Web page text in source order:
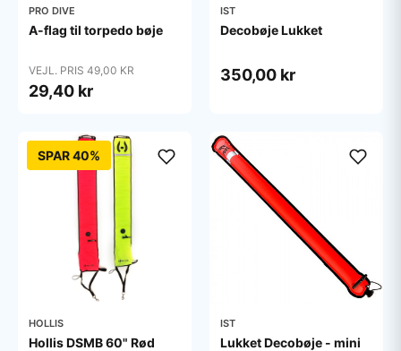
PRO DIVE
A-flag til torpedo bøje
VEJL. PRIS 49,00 KR
29,40 kr
IST
Decobøje Lukket
350,00 kr
SPAR 40%
HOLLIS
Hollis DSMB 60" Rød
IST
Lukket Decobøje - mini